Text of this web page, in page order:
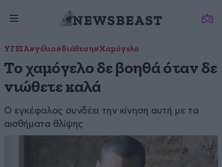
ΥΓΕΙΑ#γέλιο#διάθεση#Χαμόγελο
Το χαμόγελο δε βοηθά όταν δε
νιώθετε καλά
Ο εγκέφαλος συνδέει την κίνηση αυτή με τα
αισθήματα θλίψης